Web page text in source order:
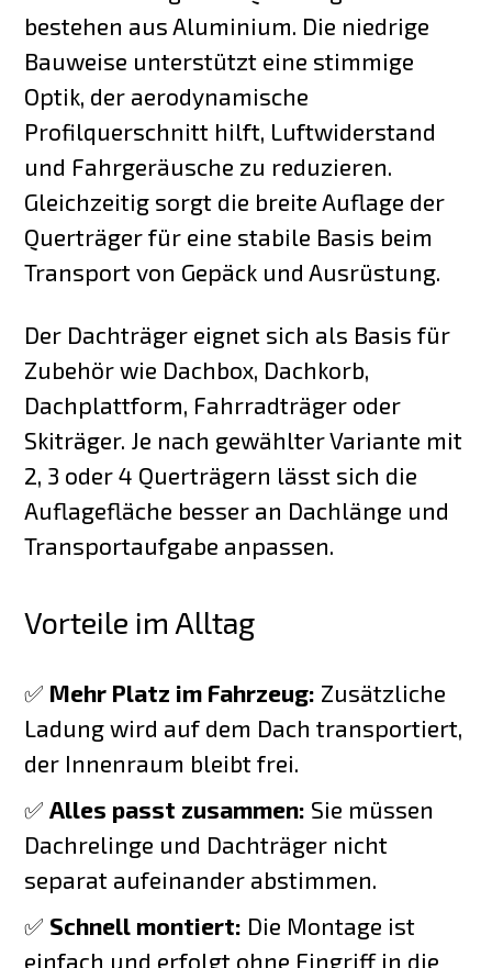
bestehen aus Aluminium. Die niedrige
Bauweise unterstützt eine stimmige
Optik, der aerodynamische
Profilquerschnitt hilft, Luftwiderstand
und Fahrgeräusche zu reduzieren.
Gleichzeitig sorgt die breite Auflage der
Querträger für eine stabile Basis beim
Transport von Gepäck und Ausrüstung.
Der Dachträger eignet sich als Basis für
Zubehör wie Dachbox, Dachkorb,
Dachplattform, Fahrradträger oder
Skiträger. Je nach gewählter Variante mit
2, 3 oder 4 Querträgern lässt sich die
Auflagefläche besser an Dachlänge und
Transportaufgabe anpassen.
Vorteile im Alltag
✅ Mehr Platz im Fahrzeug: Zusätzliche
Ladung wird auf dem Dach transportiert,
der Innenraum bleibt frei.
✅Alles passt zusammen: Sie müssen
Dachrelinge und Dachträger nicht
separat aufeinander abstimmen.
✅ Schnell montiert: Die Montage ist
einfach und erfolgt ohne Eingriff in die